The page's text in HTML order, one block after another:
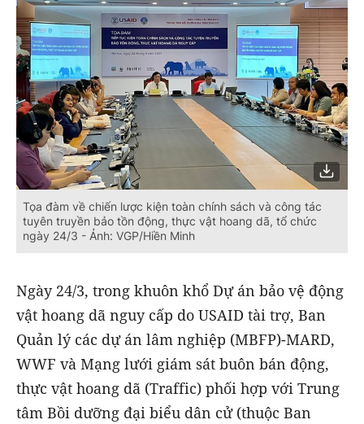
Tọa đàm về chiến lược kiện toàn chính sách và công tác
tuyên truyền bảo tồn động, thực vật hoang dã, tổ chức
ngày 24/3 - Ảnh: VGP/Hiền Minh
Ngày 24/3, trong khuôn khổ Dự án bảo vệ động
vật hoang dã nguy cấp do USAID tài trợ, Ban
Quản lý các dự án lâm nghiệp (MBFP)-MARD,
WWF và Mạng lưới giám sát buôn bán động,
thực vật hoang dã (Traffic) phối hợp với Trung
tâm Bồi dưỡng đại biểu dân cử (thuộc Ban